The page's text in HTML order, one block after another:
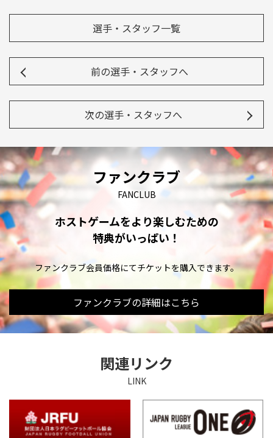
選手・スタッフ一覧
前の選手・スタッフへ
次の選手・スタッフへ
ファンクラブ
FANCLUB
ホストゲームをより楽しむための
特典がいっぱい！
ファンクラブ会員価格にてチケットを購入できます。
ファンクラブの詳細はこちら
関連リンク
LINK